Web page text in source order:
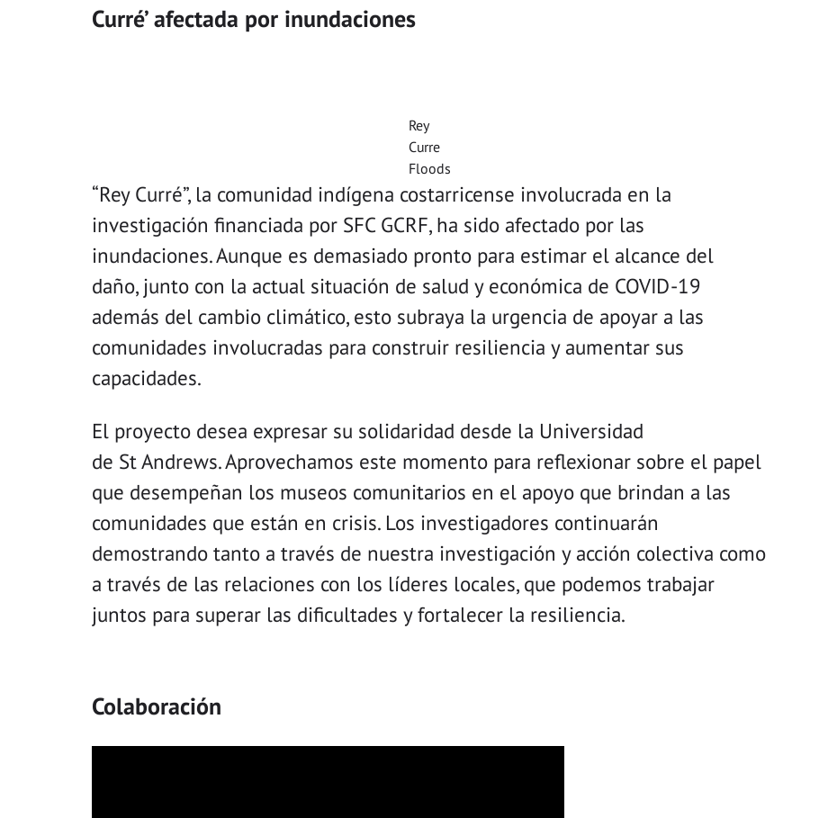
Curré’ afectada por inundaciones
Rey
Curre
Floods
“Rey Curré”, la comunidad indígena costarricense involucrada en la
investigación financiada por SFC GCRF, ha sido afectado por las
inundaciones. Aunque es demasiado pronto para estimar el alcance del
daño, junto con la actual situación de salud y económica de COVID-19
además del cambio climático, esto subraya la urgencia de apoyar a las
comunidades involucradas para construir resiliencia y aumentar sus
capacidades.
El proyecto desea expresar su solidaridad desde la Universidad
de St Andrews. Aprovechamos este momento para reflexionar sobre el papel
que desempeñan los museos comunitarios en el apoyo que brindan a las
comunidades que están en crisis. Los investigadores continuarán
demostrando tanto a través de nuestra investigación y acción colectiva como
a través de las relaciones con los líderes locales, que podemos trabajar
juntos para superar las dificultades y fortalecer la resiliencia.
Colaboración